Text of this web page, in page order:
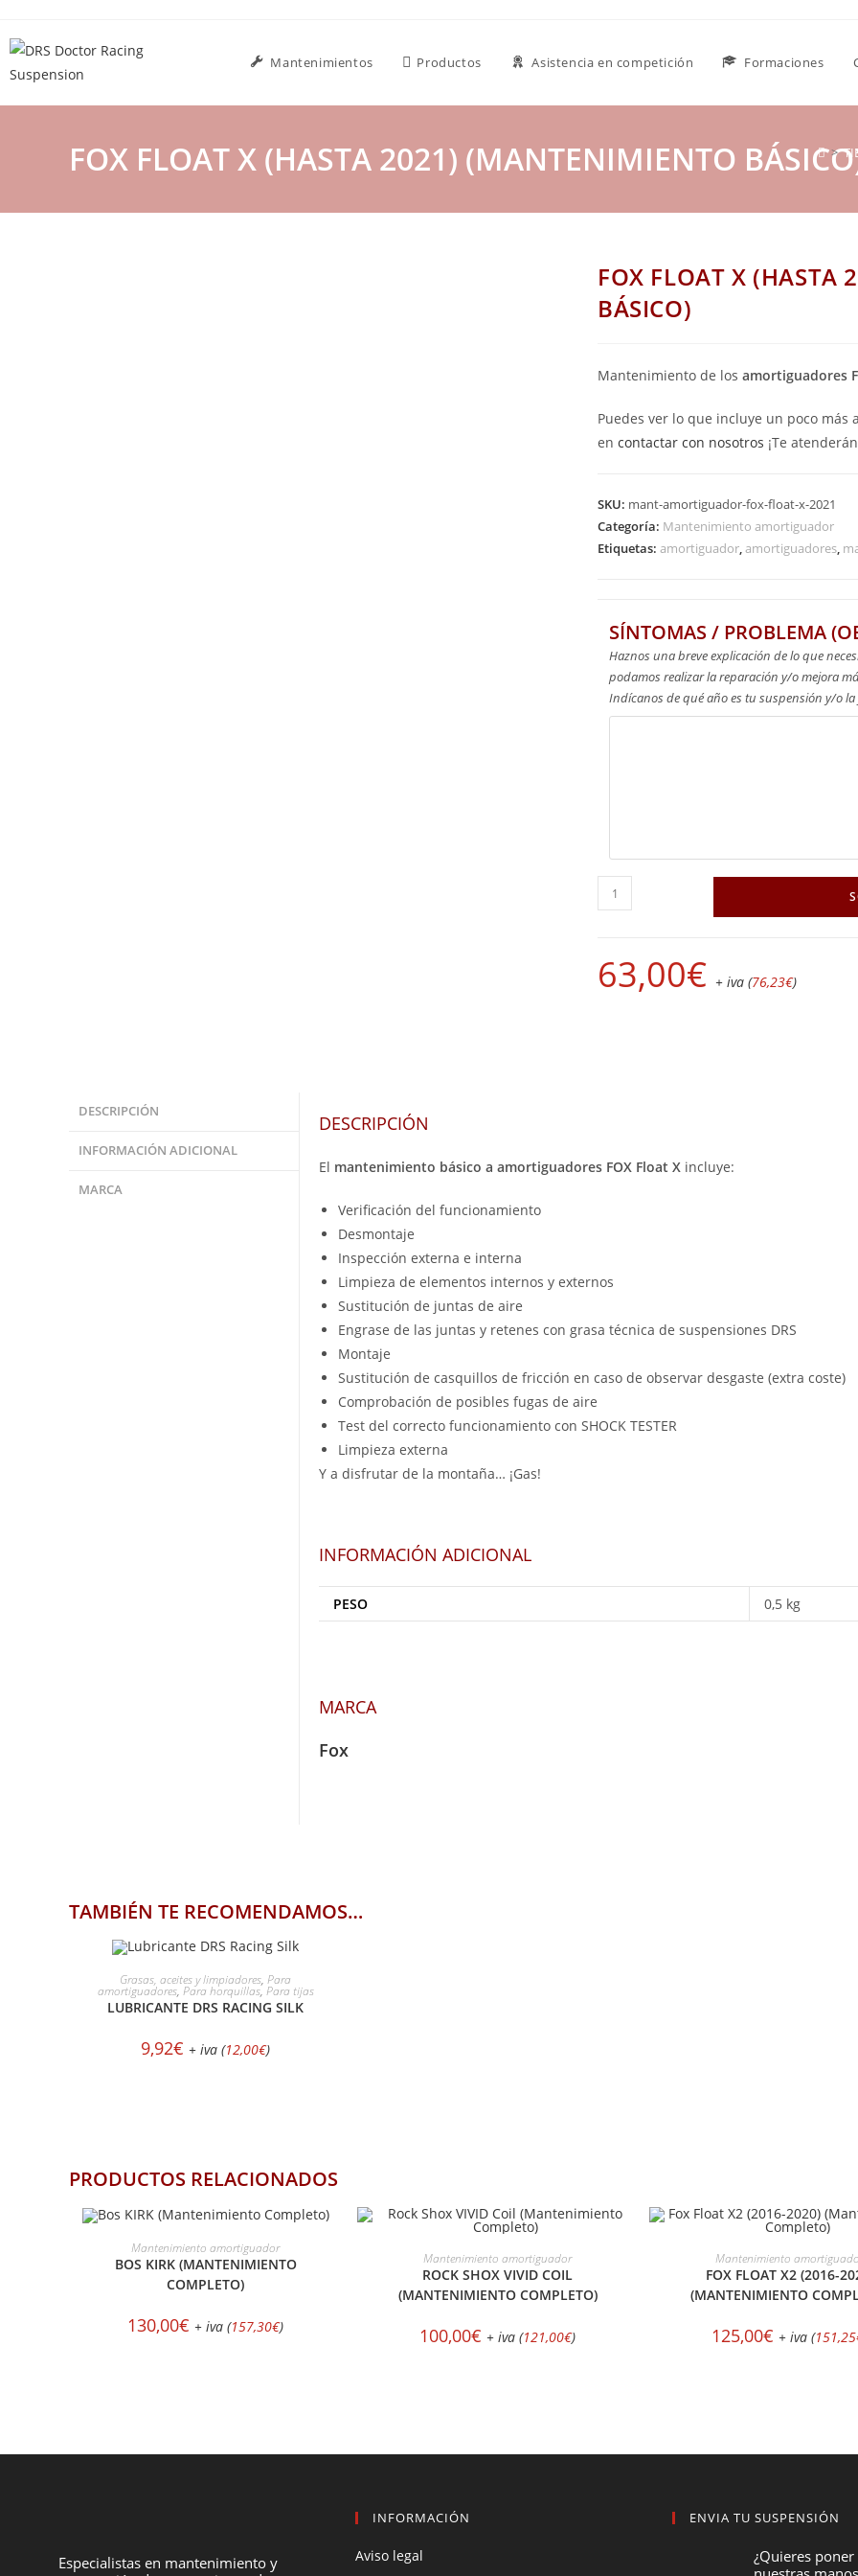
Mantenimientos Productos Asistencia en competición Formaciones
FOX FLOAT X (HASTA 2021) (MANTENIMIENTO >
FOX FLOAT X (HASTA
BÁSICO)
Mantenimiento de los amortiguadores
Puedes ver lo que incluye un poco
en contactar con nosotros ¡Te
SKU: mant-amortiguador-fox-float-x-2021
Categoría: Mantenimiento amortiguador
Etiquetas: amortiguador,amortiguadores,
SÍNTOMAS / PROBLEMA
Haznos una breve explicación de lo que
podamos realizar la reparación y/o mejora
Indícanos de qué año es tu suspensión y/o
63,00€ + iva (76,23€)
DESCRIPCIÓN
INFORMACIÓN ADICIONAL
MARCA
DESCRIPCIÓN
El mantenimiento básico a amortiguadores FOX Float X incluye:
Verificación del funcionamiento
Desmontaje
Inspección externa e interna
Limpieza de elementos internos y externos
Sustitución de juntas de aire
Engrase de las juntas y retenes con grasa técnica de suspensiones DRS
Montaje
Sustitución de casquillos de fricción en caso de observar desgaste (extra coste)
Comprobación de posibles fugas de aire
Test del correcto funcionamiento con SHOCK TESTER
Limpieza externa
Y a disfrutar de la montaña… ¡Gas!
INFORMACIÓN ADICIONAL
PESO 0,5 kg
MARCA
Fox
TAMBIÉN TE RECOMENDAMOS…
AÑADIR AL CARRITO
Grasas, aceites y limpiadores, Para
amortiguadores, Para horquillas, Para tijas
LUBRICANTE DRS RACING SILK
9,92€ + iva (12,00€)
PRODUCTOS RELACIONADOS
SELECCIONAR OPCIONES
Mantenimiento amortiguador
BOS KIRK (MANTENIMIENTO
COMPLETO)
130,00€ + iva (157,30€)
SELECCIONAR OPCIONES
Mantenimiento amortiguador
ROCK SHOX VIVID COIL
(MANTENIMIENTO COMPLETO)
100,00€ + iva (121,00€)
SELECCIONAR
Mantenimiento
FOX FLOAT X2 (2016-
(MANTENIMIENTO
125,00€ + iva (151,25
Especialistas en mantenimiento y
INFORMACIÓN
Aviso legal
ENVIA TU SUSPENSIÓN
¿Quieres poner